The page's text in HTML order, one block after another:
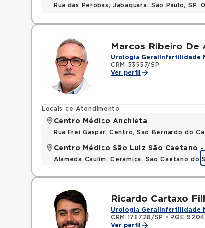
Rua das Perobas, Jabaquara, Sao Paulo, SP,
Marcos Ribeiro De
Urologia Geral Infertilidade
CRM 53557/SP
Ver perfil
Locais de Atendimento
Centro Médico Anchieta
Rua Frei Gaspar, Centro, Sao Bernardo do
Centro Médico São Luiz São Caetano
Alameda Caulim, Ceramica, Sao Caetano do
Ricardo Cartaxo
Urologia Geral Infertilidade
CRM 178728/SP
• RQE
Ver perfil